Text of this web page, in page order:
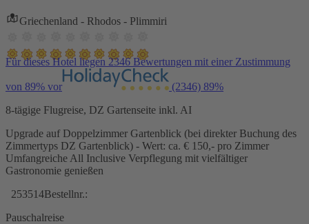
Griechenland - Rhodos - Plimmiri
Für dieses Hotel liegen 2346 Bewertungen mit einer Zustimmung
von 89% vor (2346) 89%
8-tägige Flugreise, DZ Gartenseite inkl. AI
Upgrade auf Doppelzimmer Gartenblick (bei direkter Buchung des
Zimmertyps DZ Gartenblick) - Wert: ca. € 150,- pro Zimmer
Umfangreiche All Inclusive Verpflegung mit vielfältiger
Gastronomie genießen
253514Bestellnr.:
Pauschalreise